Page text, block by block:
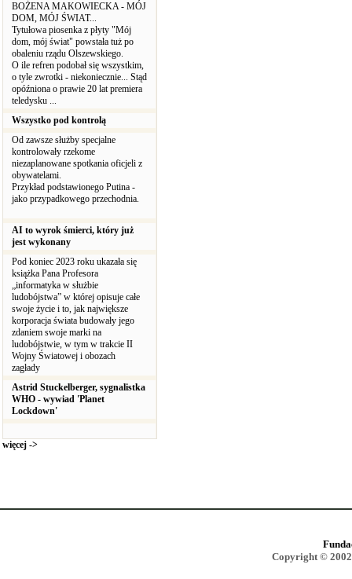
BOŻENA MAKOWIECKA - MÓJ
DOM, MÓJ ŚWIAT...
Tytułowa piosenka z płyty "Mój
dom, mój świat" powstała tuż po
obaleniu rządu Olszewskiego.
O ile refren podobał się wszystkim,
o tyle zwrotki - niekoniecznie... Stąd
opóźniona o prawie 20 lat premiera
teledysku ...
Wszystko pod kontrolą
Od zawsze służby specjalne
kontrolowały rzekome
niezaplanowane spotkania oficjeli z
obywatelami.
Przykład podstawionego Putina -
jako przypadkowego przechodnia.
AI to wyrok śmierci, który już
jest wykonany
Pod koniec 2023 roku ukazała się
książka Pana Profesora
„informatyka w służbie
ludobójstwa” w której opisuje całe
swoje życie i to, jak największe
korporacja świata budowały jego
zdaniem swoje marki na
ludobójstwie, w tym w trakcie II
Wojny Światowej i obozach
zagłady
Astrid Stuckelberger, sygnalistka
WHO - wywiad 'Planet
Lockdown'
więcej ->
Copyright ©